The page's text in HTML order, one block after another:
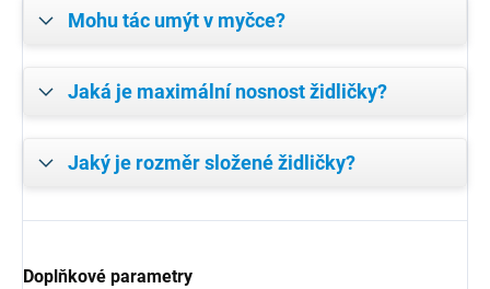
Mohu tác umýt v myčce?
Jaká je maximální nosnost židličky?
Jaký je rozměr složené židličky?
Doplňkové parametry